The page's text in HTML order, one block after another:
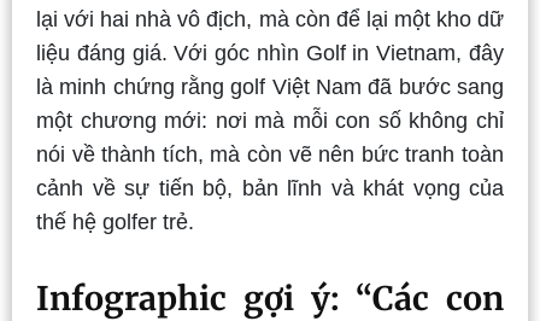
lại với hai nhà vô địch, mà còn để lại một kho dữ
liệu đáng giá. Với góc nhìn Golf in Vietnam, đây
là minh chứng rằng golf Việt Nam đã bước sang
một chương mới: nơi mà mỗi con số không chỉ
nói về thành tích, mà còn vẽ nên bức tranh toàn
cảnh về sự tiến bộ, bản lĩnh và khát vọng của
thế hệ golfer trẻ.
Infographic gợi ý: “Các con